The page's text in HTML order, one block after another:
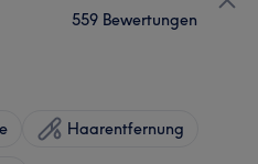
559 Bewertungen
Haarentfernung